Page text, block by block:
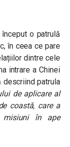
o patrulă
în ceea ce pare
dintre cele
intrare a Chinei
descriind patrula
de aplicare al
coastă, care a
misiuni în ape